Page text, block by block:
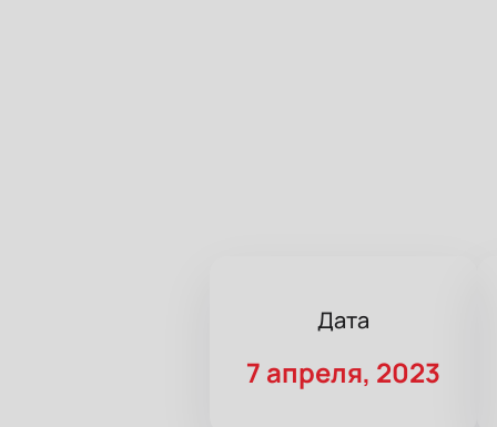
Дата
7 апреля, 2023